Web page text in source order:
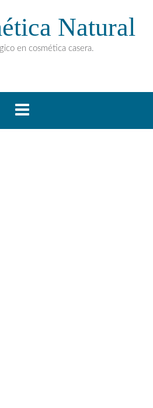
Natural
en cosmética casera.